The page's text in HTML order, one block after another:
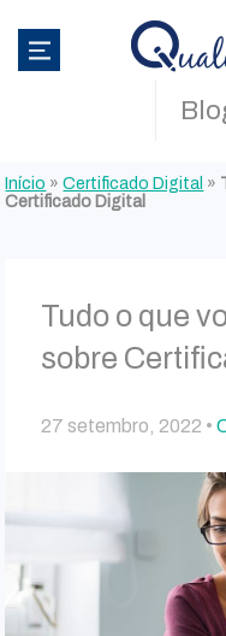
Início »Certificado Digital »
Certificado Digital
Tudo o que
sobre
27 setembro, 2022 •